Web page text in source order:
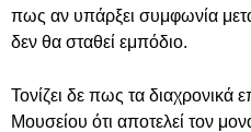
πως αν υπάρξει συμφωνία
δεν θα σταθεί εμπόδιο.
Τονίζει δε πως τα διαχρονικά
Μουσείου ότι αποτελεί τον